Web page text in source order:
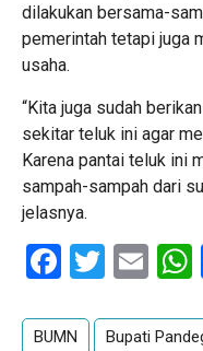
dilakukan bersama-
pemerintah tetapi juga
usaha.
“Kita juga sudah
sekitar teluk ini agar
Karena pantai teluk ini
sampah-sampah dari
jelasnya.
Facebook
BUMN Bupati